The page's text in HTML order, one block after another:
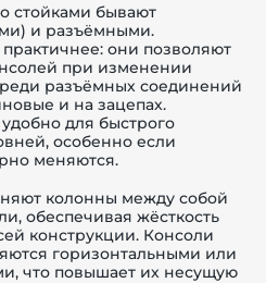
стойками бывают
и разъёмными.
они позволяют
при изменении
разъёмных соединений
и на зацепах.
для быстрого
особенно если
меняются.
колонны между собой
обеспечивая жёсткость
конструкции. Консоли
горизонтальными или
что повышает их несущую